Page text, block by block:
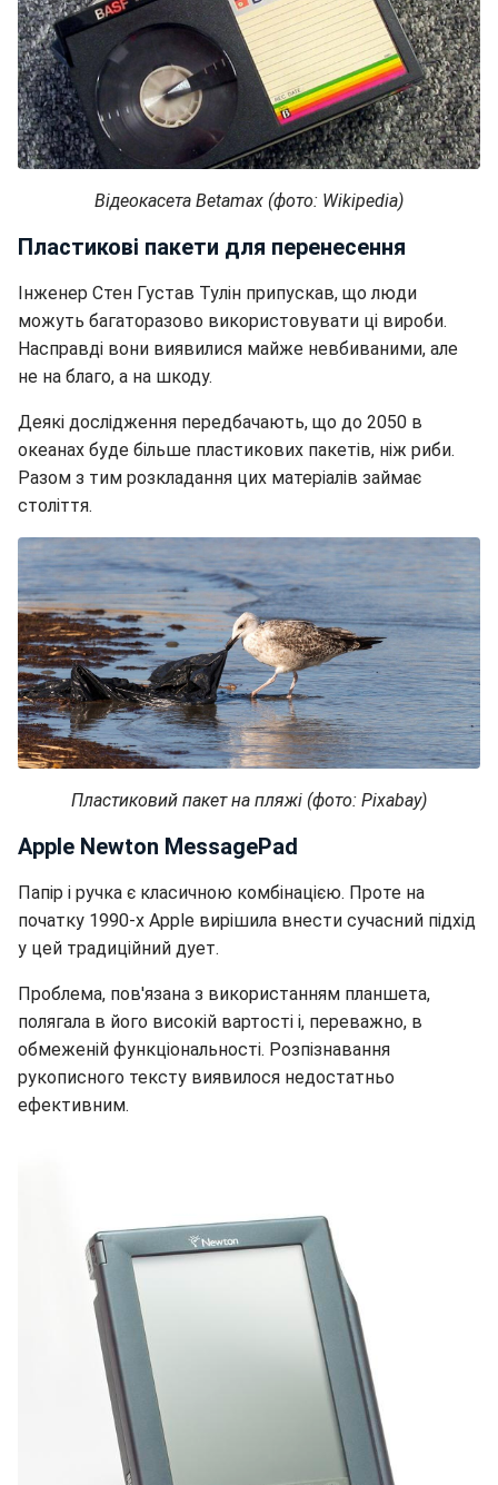
Відеокасета Betamax (фото: Wikipedia)
Пластикові пакети для перенесення
Інженер Стен Густав Тулін припускав, що люди
можуть багаторазово використовувати ці вироби.
Насправді вони виявилися майже невбиваними, але
не на благо, а на шкоду.
Деякі дослідження передбачають, що до 2050 в
океанах буде більше пластикових пакетів, ніж риби.
Разом з тим розкладання цих матеріалів займає
століття.
Пластиковий пакет на пляжі (фото: Pixabay)
Apple Newton MessagePad
Папір і ручка є класичною комбінацією. Проте на
початку 1990-х Apple вирішила внести сучасний підхід
у цей традиційний дует.
Проблема, пов'язана з використанням планшета,
полягала в його високій вартості і, переважно, в
обмеженій функціональності. Розпізнавання
рукописного тексту виявилося недостатньо
ефективним.